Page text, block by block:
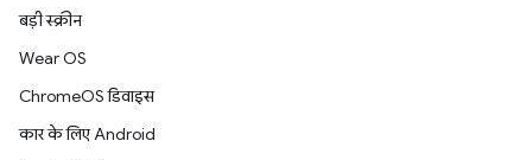
बड़ी स्क्रीन
Wear OS
ChromeOS डिवाइस
कार के लिए Android